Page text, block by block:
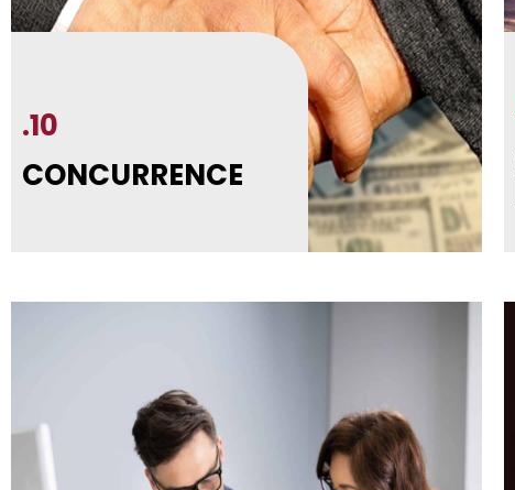
.10
CONCURRENCE